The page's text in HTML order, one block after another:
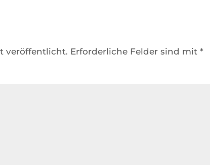
veröffentlicht. Erforderliche Felder sind mit*